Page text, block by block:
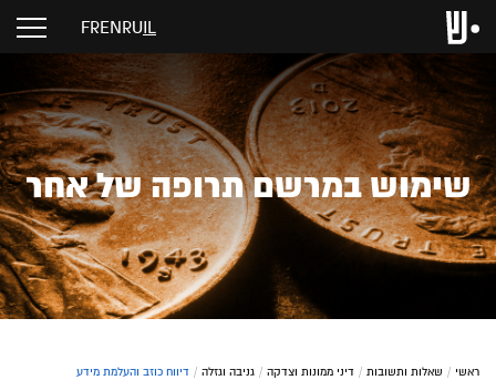
IL
RU
EN
FR
שימוש במרשם תרופה של אחר
ראשי / שאלות ותשובות / דיני ממונות וצדקה / גניבה וגזלה / דיווח כוזב והעלמת מידע